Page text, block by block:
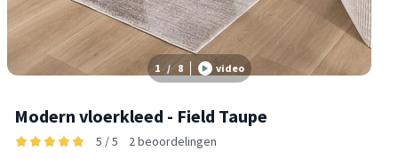
1 / 8 video
Modern vloerkleed - Field Taupe
5 / 5 2 beoordelingen